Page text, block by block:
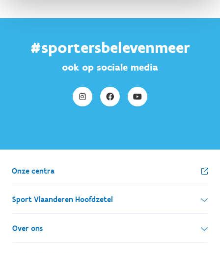
#sportersbelevenmeer
ook op sociale media
Onze centra
Sport Vlaanderen Hoofdzetel
Simon Bolivarlaan 17
1000 Brussel
Over ons